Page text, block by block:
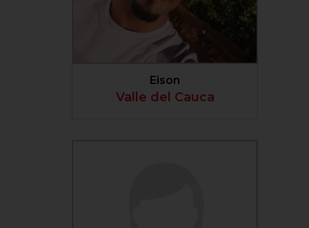
VER PERFIL
Eison
Valle del Cauca